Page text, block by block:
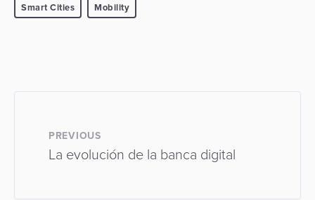
Smart Cities Mobility
PREVIOUS
La evolución de la banca digital